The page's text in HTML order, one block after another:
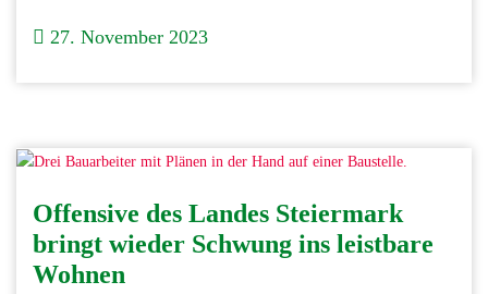
27. November 2023
Offensive des Landes Steiermark
bringt wieder Schwung ins leistbare
Wohnen